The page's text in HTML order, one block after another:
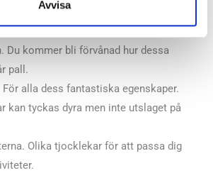
Avvisa
Du kommer bli förvånad hur dessa
pall.
alla dess fantastiska egenskaper.
kan tyckas dyra men inte utslaget på
Olika tjocklekar för att passa dig